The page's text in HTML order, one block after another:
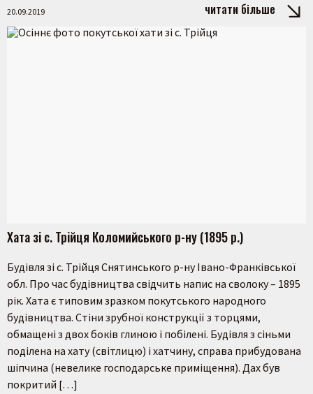
20.09.2019 читати більше
Хата зі с. Трійця Коломийського р-ну (1895 р.)
Будівля зі с. Трійця Снятинського р-ну Івано-Франківської
обл. Про час будівництва свідчить напис на сволоку – 1895
рік. Хата є типовим зразком покутського народного
будівництва. Стіни зрубної конструкції з торцями,
обмащені з двох боків глиною і побілені. Будівля з сіньми
поділена на хату (світлицю) і хатчину, справа прибудована
шіпчина (невелике господарське приміщення). Дах був
покритий […]